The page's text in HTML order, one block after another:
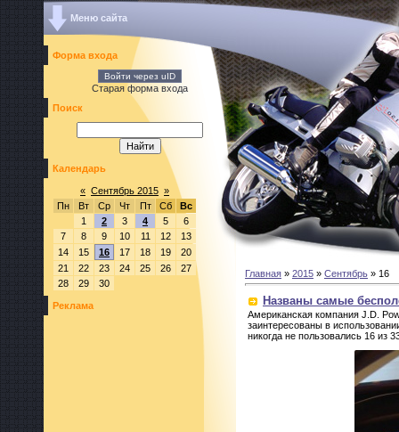
Меню сайта
Форма входа
Войти через uID
Старая форма входа
Поиск
Календарь
« Сентябрь 2015 »
Пн
Вт Ср Чт Пт Сб
Вс
1
2 3 4 5
6
7
8 9 10 11 12
13
14
15 16 17 18 19
20
21
22 23 24 25 26
27
28
29 30
Реклама
Главная » 2015 » Сентябрь » 16
Названы самые
Американская компания J.D.
заинтересованы в
никогда не пользовались 16 из